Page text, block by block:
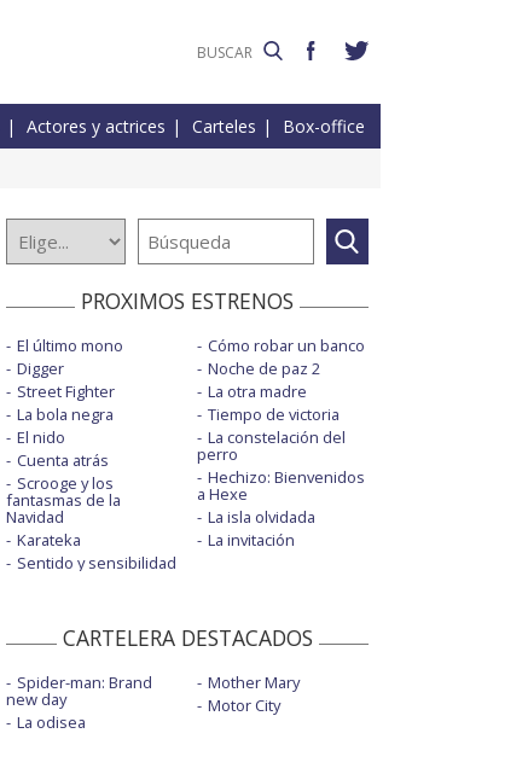
Actores y actrices Carteles Box-office
PROXIMOS ESTRENOS
El último mono
Digger
Street Fighter
La bola negra
El nido
Cuenta atrás
Scrooge y los
fantasmas de la
Navidad
Karateka
Sentido y sensibilidad
Cómo robar un banco
Noche de paz 2
La otra madre
Tiempo de victoria
La constelación del
perro
Hechizo: Bienvenidos
a Hexe
La isla olvidada
La invitación
CARTELERA DESTACADOS
Spider-man: Brand
new day
La odisea
Mother Mary
Motor City